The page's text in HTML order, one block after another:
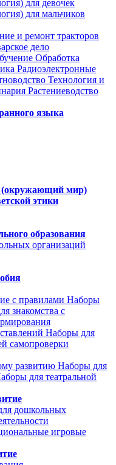
для девочек
для мальчиков
и ремонт тракторов
дело
Обработка
Радиоэлектронные
Технология и
Растениеводство
языка
(окружающий мир)
этики
образования
организаций
с правилами Наборы
знакомства с
Наборы для
самопроверки
развитию Наборы для
для театральной
дошкольных
игровые